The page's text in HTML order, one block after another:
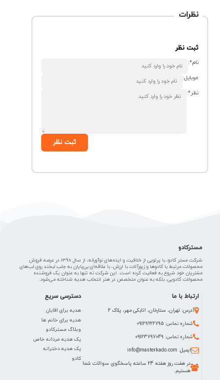
نظرات
ثبت نظر
نام*:
موبایل:
نظر*:
ثبت نظر
مسترکادو
شرکت مستر کادو، با پرتویی از خلاقیت و ایده‌های نوآورانه، از سال 1398 در عرصه فروش
محصولات مرتبط با کادوها و زیورآلات با ارزش، با علاقه‌ای بی‌پایان به جلب لبخند روی لب‌های
مشتریان خود شروع به فعالیت کرده است. این شرکت نه تنها به عنوان یک فروشنده
محصولات کادویی، بلکه به عنوان متخصص در هنر انتخاب هدیه شناخته می‌شود.
ارتباط با ما
آدرس: تهران، ستارخان، اتابکی مهر، پلاک 2
شماره تماس: 09129622795
شماره تماس: 09123797049
ایمیل: info@masterkado.com
در هفت روز هفته 24 ساعته پاسخگوی سوالات شما
هستیم.
دسترسی سریع
هدیه برای اقایان
هدیه برای خانم ها
وبلاگ مسترکادو
پک هدیه مردانه خاص
پک هدیه دخترانه
کادو